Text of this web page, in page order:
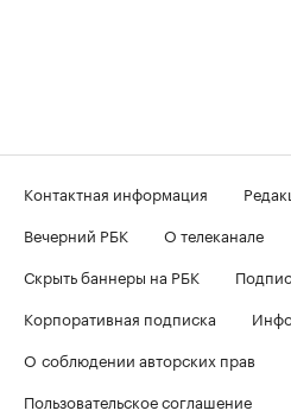
Контактная информация
Вечерний РБК
О телеканале
Скрыть баннеры на РБК
Корпоративная подписка
О соблюдении авторских прав
Пользовательское соглашение